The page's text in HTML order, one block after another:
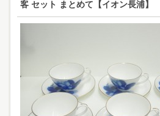
客 セット まとめて【イオン長浦】